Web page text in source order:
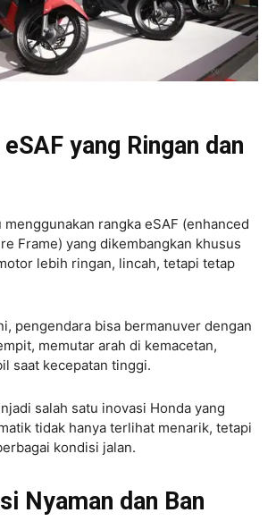
yang Ringan dan
rangka eSAF (enhanced
Frame) yang dikembangkan khusus
lebih ringan, lincah, tetapi tetap
pengendara bisa bermanuver dengan
memutar arah di kemacetan,
saat kecepatan tinggi.
salah satu inovasi Honda yang
tidak hanya terlihat menarik, tetapi
kondisi jalan.
Nyaman dan Ban